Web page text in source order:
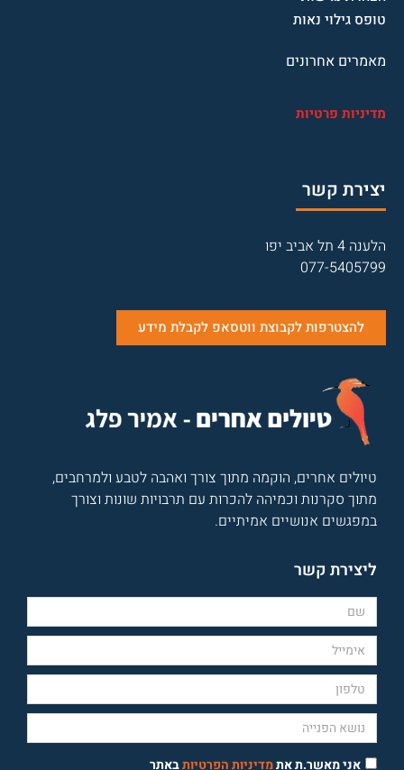
טופס גילוי נאות
מאמרים אחרונים
מדיניות פרטיות
יצירת קשר
הלענה 4 תל אביב יפו
077-5405799
להצטרפות לקבוצת ווטסאפ לקבלת מידע
טיולים אחרים, הוקמה מתוך צורך ואהבה לטבע ולמרחבים,
מתוך סקרנות וכמיהה להכרות עם תרבויות שונות וצורך
במפגשים אנושיים אמיתיים.
ליצירת קשר
אני מאשר.ת אתמדיניות הפרטיותבאתר